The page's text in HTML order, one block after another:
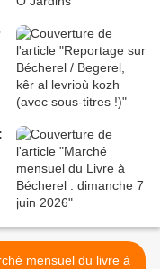
mensuel du livre à